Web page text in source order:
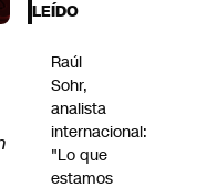
LEÍDO
Raúl
Sohr,
analista
internacional:
"Lo que
estamos